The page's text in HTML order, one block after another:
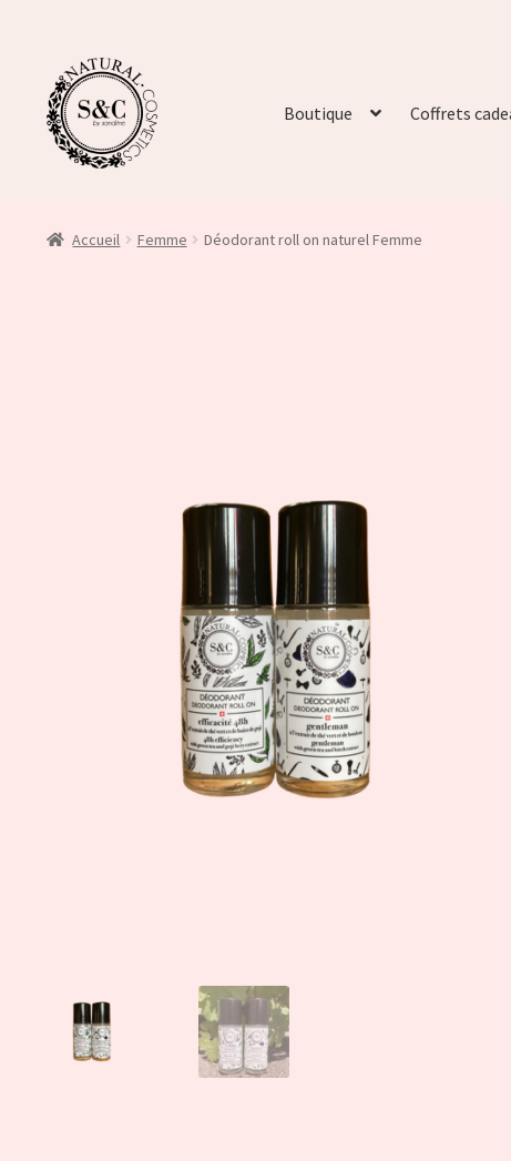
Boutique Coffrets
Accueil Femme Déodorant roll on naturel Femme